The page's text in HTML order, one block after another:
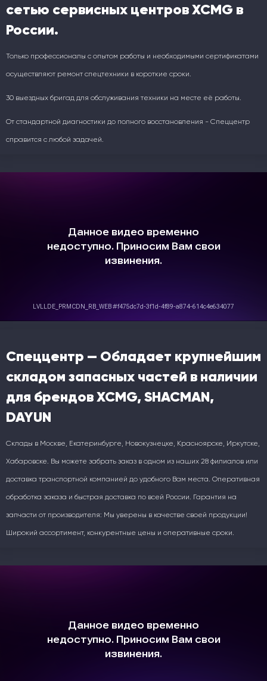
сетью сервисных центров XCMG в
России.
Только профессионалы с опытом работы и необходимыми сертификатами
осуществляют ремонт спецтехники в короткие сроки.
30 выездных бригад для обслуживания техники на месте её работы.
От стандартной диагностики до полного восстановления - Спеццентр
справится с любой задачей.
Спеццентр — Обладает крупнейшим
складом запасных частей в наличии
для брендов XCMG, SHACMAN,
DAYUN
Склады в Москве, Екатеринбурге, Новокузнецке, Красноярске, Иркутске,
Хабаровске. Вы можете забрать заказ в одном из наших 28 филиалов или
доставка транспортной компанией до удобного Вам места. Оперативная
обработка заказа и быстрая доставка по всей России. Гарантия на
запчасти от производителя: Мы уверены в качестве своей продукции!
Широкий ассортимент, конкурентные цены и оперативные сроки.